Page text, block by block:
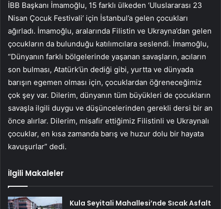
İBB Başkanı İmamoğlu, 15 farklı ülkeden ‘Uluslararası 23
Nisan Çocuk Festivali’ için İstanbul’a gelen çocukları
ağırladı. İmamoğlu, aralarında Filistin ve Ukrayna’dan gelen
çocukların da bulunduğu katılımcılara seslendi. İmamoğlu,
“Dünyanın farklı bölgelerinde yaşanan savaşların, acıların
son bulması, Atatürk’ün dediği gibi, yurtta ve dünyada
barışın egemen olması için, çocuklardan öğreneceğimiz
çok şey var. Dilerim, dünyanın tüm büyükleri de çocukların
savaşla ilgili duygu ve düşüncelerinden gerekli dersi bir an
önce alırlar. Dilerim, misafir ettiğimiz Filistinli ve Ukraynalı
çocuklar, en kısa zamanda barış ve huzur dolu bir hayata
kavuşurlar” dedi.
İlgili Makaleler
Kula Seyitali Mahallesi’nde Sıcak Asfalt